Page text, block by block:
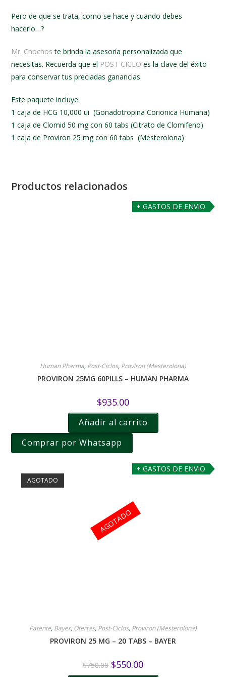
Pero de que se trata, como se hace y cuando debes
hacerlo…?
Mr. Chochos te brinda la asesoría personalizada que
necesitas. Recuerda que el POST CICLO es la clave del éxito
para conservar tus preciadas ganancias.
Este paquete incluye:
1 caja de HCG 10,000 ui (Gonadotropina Corionica Humana)
1 caja de Clomid 50 mg con 60 tabs (Citrato de Clomifeno)
1 caja de Proviron 25 mg con 60 tabs (Mesterolona)
Productos relacionados
+ GASTOS DE ENVIO
Human Pharma, Post-Ciclos, Proviron (Mesterolona)
PROVIRON 25MG 60PILLS – HUMAN PHARMA
$935.00
Añadir al carrito
Comprar por Whatsapp
+ GASTOS DE ENVIO
AGOTADO
Patente, Bayer, Ofertas, Post-Ciclos, Proviron (Mesterolona)
PROVIRON 25 MG – 20 TABS – BAYER
$750.00 $550.00
AGOTADO